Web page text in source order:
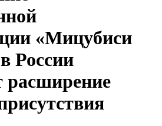
«Мицубиси
России
расширение